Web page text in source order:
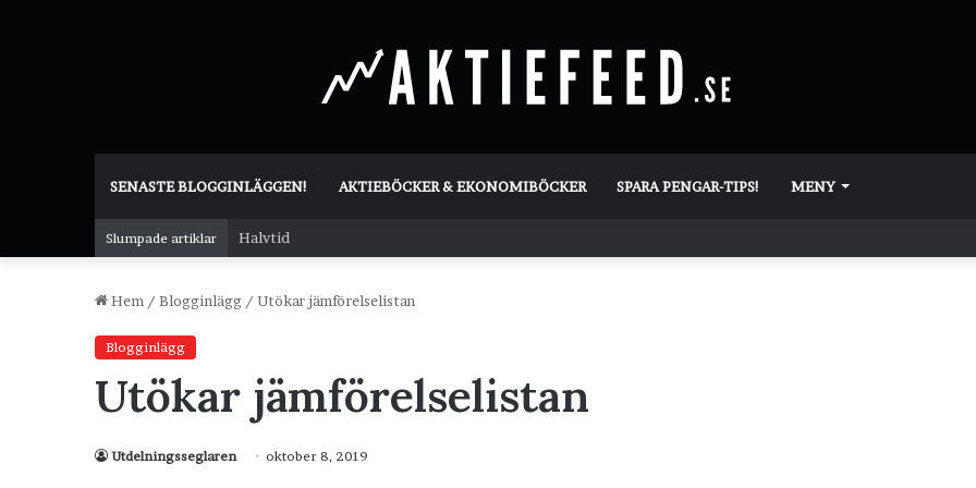
SENASTE BLOGGINLÄGGEN! AKTIEBÖCKER & EKONOMIBÖCKER SPARA PENGAR-TIPS! MENY
Slumpade artiklar Halvtid
Hem / Blogginlägg / Utökar jämförelselistan
Blogginlägg
Utökar jämförelselistan
Utdelningsseglaren oktober 8, 2019